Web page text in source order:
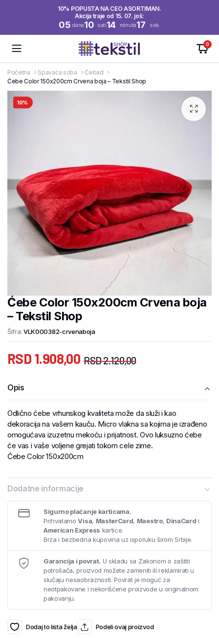
10% POPUSTA NA CEO ASORTIMAN.
Akcija traje od 15. 07. još:
05 dana10 sati14 minuta17 sek.
0
Početna Spavaća soba
Ćebad
Ćebe Color 150x200cm Crvena boja – Tekstil Shop
10%
Ćebe Color 150x200cm Crvena boja
– Tekstil Shop
Šifra: VLK000382-crvenaboja
RSD2.120,00
RSD 1.908,00
Opis
Odlično ćebe vrhunskog kvaliteta može da služi i kao
dekoracija na vašem kauču. Micro vlakna sa kojima je izrađeno
omogućava izuzetnu mekoću i prijatnost. Ovo luksuzno ćebe
će vas i vaše voljene grejati tokom cele zime.
Ćebe Color 150x200cm
Dodatne informacije
Sigurno plaćanje karticama.
PrihvatamoVisa, MasterCard, Maestro, DinaCard i
American Express kartice.
Brza i bezbedna kupovina uz isporuku širom Srbije.
Garancija i povrat. U skladu sa Zakonom o zaštiti
potrošača, proizvod možete zameniti ili reklamirati u
slučaju nesaobraznosti. Povrat je moguć za
neotpakovane i nekorišćene proizvode u originalnom
pakovanju.
Dodaj to lista želja Podeli ovaj proizvod